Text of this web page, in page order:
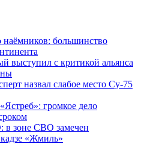
большинство
с критикой альянса
назвал слабое место Су-75
громкое дело
зоне СВО замечен
«Жмиль»